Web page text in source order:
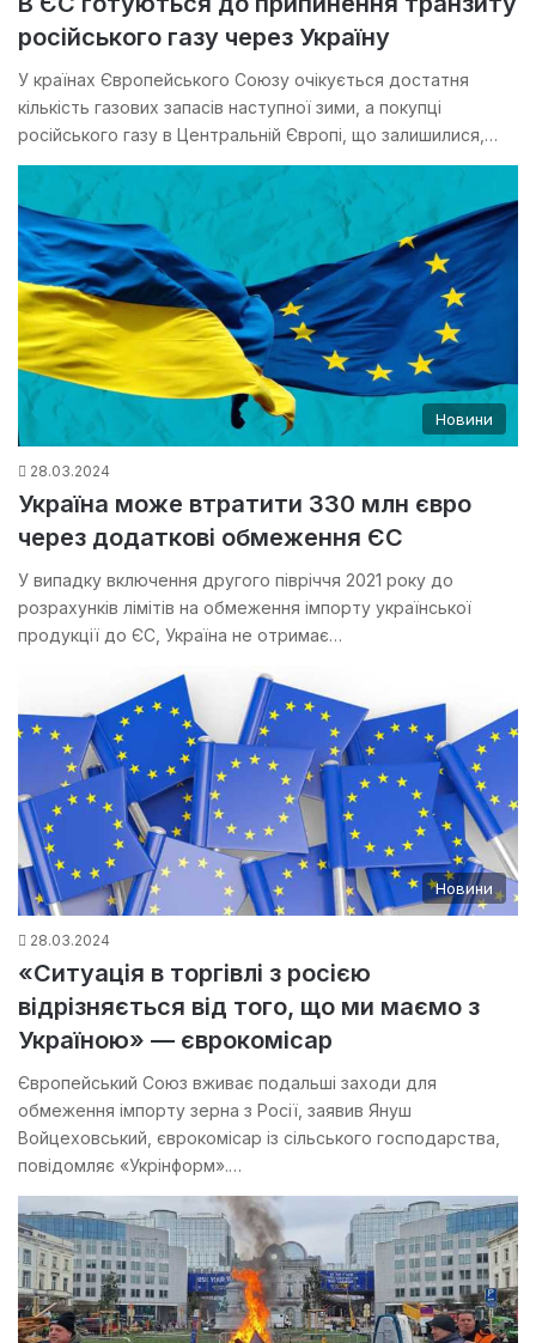
російського газу через Україну
У країнах Європейського Союзу очікується достатня
кількість газових запасів наступної зими, а покупці
російського газу в Центральній Європі, що залишилися,…
Новини
28.03.2024
Україна може втратити 330 млн євро
через додаткові обмеження ЄС
У випадку включення другого півріччя 2021 року до
розрахунків лімітів на обмеження імпорту української
продукції до ЄС, Україна не отримає…
Новини
28.03.2024
«Ситуація в торгівлі з росією
відрізняється від того, що ми маємо з
Україною» — єврокомісар
Європейський Союз вживає подальші заходи для
обмеження імпорту зерна з Росії, заявив Януш
Войцеховський, єврокомісар із сільського господарства,
повідомляє «Укрінформ».…